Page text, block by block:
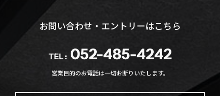
お問い合わせ・エントリーはこちら
TEL : 052-485-4242
営業目的のお電話は一切お断りいたします。